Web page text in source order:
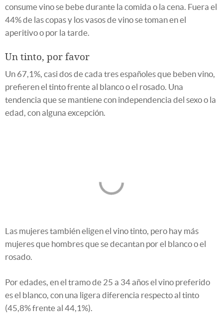
consume vino se bebe durante la comida o la cena. Fuera el
44% de las copas y los vasos de vino se toman en el
aperitivo o por la tarde.
Un tinto, por favor
Un 67,1%, casi dos de cada tres españoles que beben vino,
prefieren el tinto frente al blanco o el rosado. Una
tendencia que se mantiene con independencia del sexo o la
edad, con alguna excepción.
Las mujeres también eligen el vino tinto, pero hay más
mujeres que hombres que se decantan por el blanco o el
rosado.
Por edades, en el tramo de 25 a 34 años el vino preferido
es el blanco, con una ligera diferencia respecto al tinto
(45,8% frente al 44,1%).